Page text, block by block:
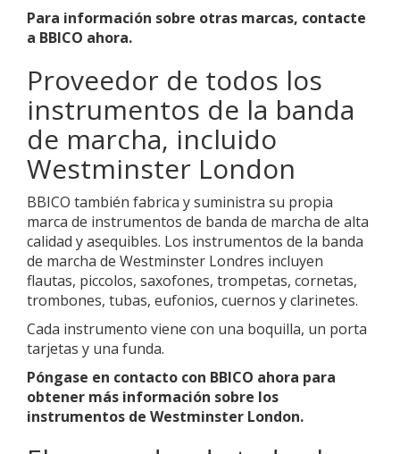
Para información sobre otras marcas, contacte
a BBICO ahora.
Proveedor de todos los
instrumentos de la banda
de marcha, incluido
Westminster London
BBICO también fabrica y suministra su propia
marca de instrumentos de banda de marcha de alta
calidad y asequibles. Los instrumentos de la banda
de marcha de Westminster Londres incluyen
flautas, piccolos, saxofones, trompetas, cornetas,
trombones, tubas, eufonios, cuernos y clarinetes.
Cada instrumento viene con una boquilla, un porta
tarjetas y una funda.
Póngase en contacto con BBICO ahora para
obtener más información sobre los
instrumentos de Westminster London.